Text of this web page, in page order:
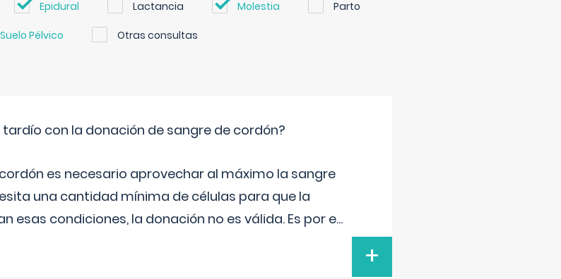
Epidural Lactancia Molestia Parto
Suelo Pélvico Otras consultas
con la donación de sangre de cordón?
es necesario aprovechar al máximo la sangre
una cantidad mínima de células para que la
esas condiciones, la donación no es válida. Es por e...
+